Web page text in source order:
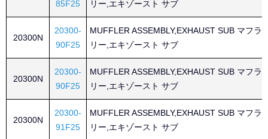
85F25
リー,エキゾースト サブ
20300N
20300-
90F25
MUFFLER ASSEMBLY,EXHAUST SUB マフラ
リー,エキゾースト サブ
20300N
20300-
90F25
MUFFLER ASSEMBLY,EXHAUST SUB マフラ
リー,エキゾースト サブ
20300N
20300-
91F25
MUFFLER ASSEMBLY,EXHAUST SUB マフラ
リー,エキゾースト サブ